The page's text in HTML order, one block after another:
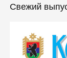
Свежий